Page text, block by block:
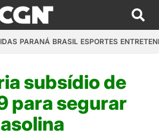
PARANÁ BRASIL ESPORTES
subsídio de
para segurar